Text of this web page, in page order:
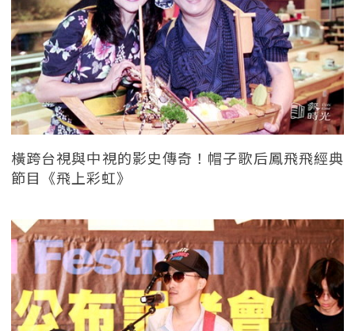
橫跨台視與中視的影史傳奇！帽子歌后鳳飛飛經典
節目《飛上彩虹》